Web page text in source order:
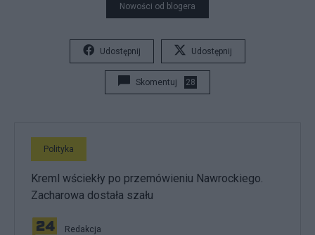
Nowości od blogera
Udostępnij Udostępnij
Skomentuj 28
Polityka
Kreml wściekły po przemówieniu Nawrockiego.
Zacharowa dostała szału
Redakcja